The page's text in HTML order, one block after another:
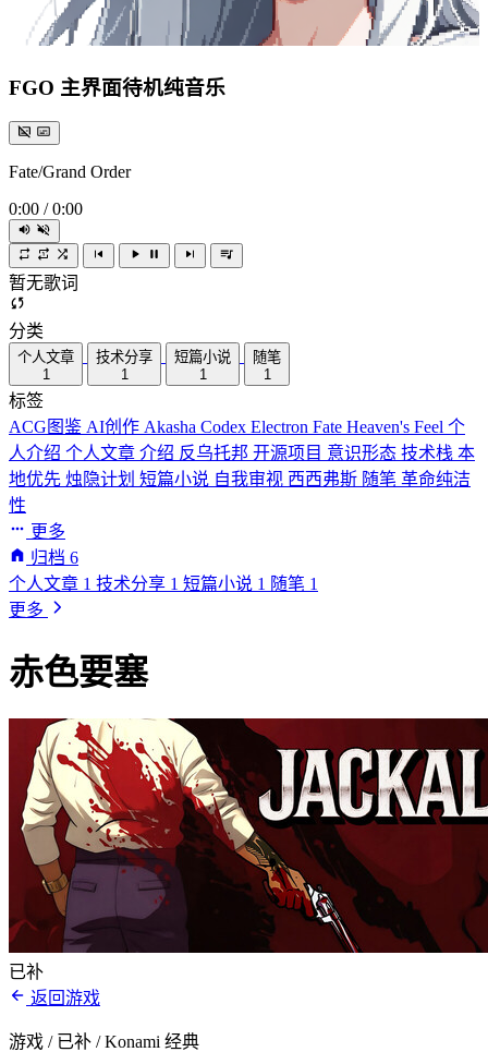
FGO 主界面待机纯音乐
Fate/Grand Order
0:00 / 0:00
暂无歌词
分类
个人文章
1
技术分享
1
短篇小说
1
随笔
1
标签
ACG图鉴 AI创作 Akasha Codex Electron Fate Heaven's Feel 个
人介绍 个人文章 介绍 反乌托邦 开源项目 意识形态 技术栈 本
地优先 烛隐计划 短篇小说 自我审视 西西弗斯 随笔 革命纯洁
性
更多
归档 6
个人文章 1 技术分享 1 短篇小说 1 随笔 1
更多
赤色要塞
已补
返回游戏
游戏 / 已补 / Konami 经典